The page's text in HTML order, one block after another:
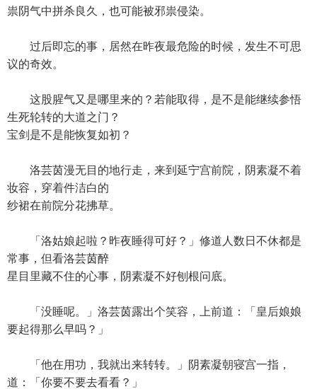
祟阴气中拼杀良久，也可能被邪祟侵染。
过后即忘的事，居然在昨夜最危险的时候，发生不可思
议的奇效。
这股腥气又是哪里来的？若能取得，是不是能继续参悟
生死轮转的大道之门？
宝剑是不是能恢复如初？
洛芸茵漫无目的地行走，来到延宁宫前院，阴素凝不着
妆容，穿着件洁白的
纱裙在前院分花拂草。
「洛姑娘起啦？昨夜睡得可好？」修道人数日不休都是
常事，但看洛芸茵醉
星目里藏不住的心事，阴素凝不好刨根问底。
「没睡呢。」洛芸茵露出个笑容，上前道：「皇后娘娘
要起得那么早吗？」
「他在用功，我就出来转转。」阴素凝朝寝宫一指，
道：「你要不要去看看？」